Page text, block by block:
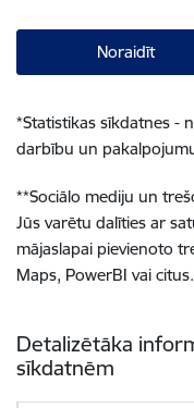
Noraidīt
*Statistikas sīkdatnes -
darbību un
**Sociālo mediju un
Jūs varētu dalīties ar
mājaslapai pievienoto
Maps, PowerBI vai citus.
Detalizētāka
sīkdatnēm